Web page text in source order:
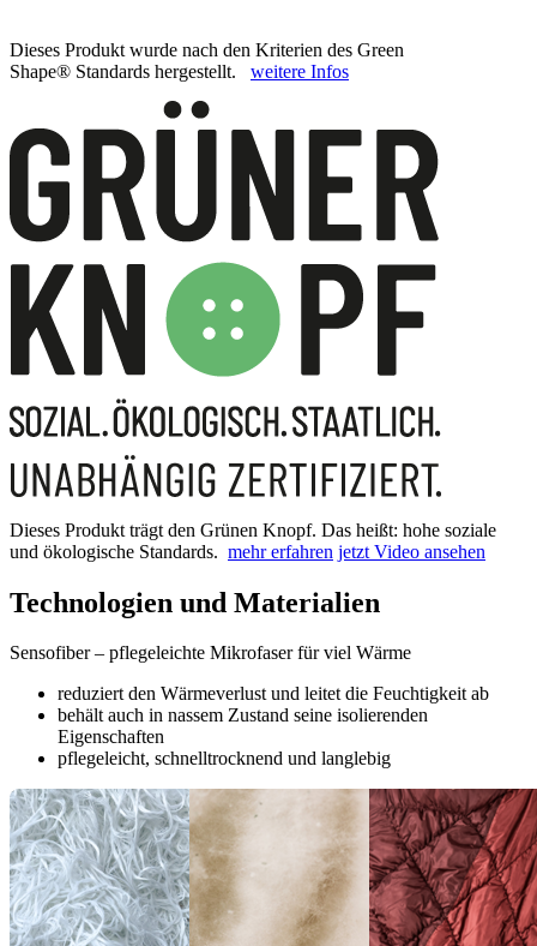
Dieses Produkt wurde nach den Kriterien des Green
Shape® Standards hergestellt. weitere Infos
Dieses Produkt trägt den Grünen Knopf. Das heißt: hohe soziale
und ökologische Standards. mehr erfahren jetzt Video ansehen
Technologien und Materialien
Sensofiber – pflegeleichte Mikrofaser für viel Wärme
reduziert den Wärmeverlust und leitet die Feuchtigkeit ab
behält auch in nassem Zustand seine isolierenden
Eigenschaften
pflegeleicht, schnelltrocknend und langlebig